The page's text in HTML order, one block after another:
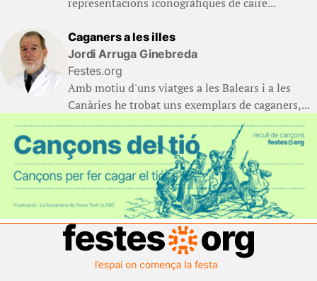
Caganers a les illes
Jordi Arruga Ginebreda
Festes.org
Amb motiu d'uns viatges a les Balears i a les
Canàries he trobat uns exemplars de caganers,...